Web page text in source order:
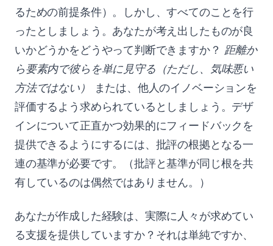
るための前提条件）。しかし、すべてのことを行
ったとしましょう。あなたが考え出したものが良
いかどうかをどうやって判断できますか？ 距離か
ら要素内で彼らを単に見守る（ただし、気味悪い
方法ではない）
または、他人のイノベーションを
評価するよう求められているとしましょう。デザ
インについて正直かつ効果的にフィードバックを
提供できるようにするには、批評の根拠となる一
連の基準が必要です。（批評と基準が同じ根を共
有しているのは偶然ではありません。）
あなたが作成した経験は、実際に人々が求めてい
る支援を提供していますか？それは単純ですか、